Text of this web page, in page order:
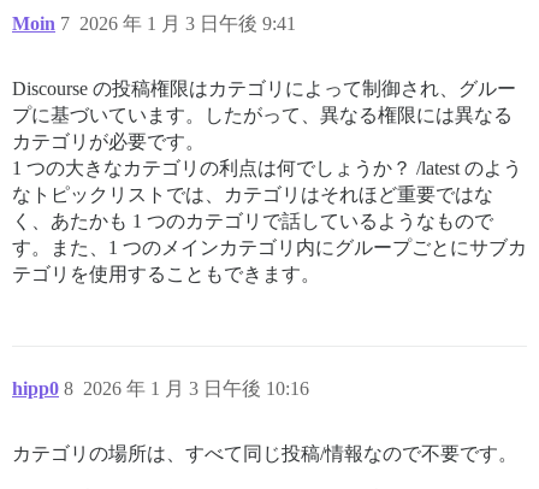
Moin 2026 年 1 月 3 日午後 9:41
7
Discourse の投稿権限はカテゴリによって制御され、グルー
プに基づいています。したがって、異なる権限には異なる
カテゴリが必要です。
1 つの大きなカテゴリの利点は何でしょうか？ /latest のよう
なトピックリストでは、カテゴリはそれほど重要ではな
く、あたかも 1 つのカテゴリで話しているようなもので
す。また、1 つのメインカテゴリ内にグループごとにサブカ
テゴリを使用することもできます。
hipp0 2026 年 1 月 3 日午後 10:16
8
カテゴリの場所は、すべて同じ投稿/情報なので不要です。